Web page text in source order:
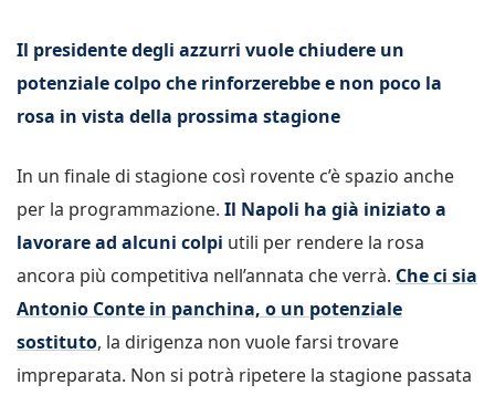
Il presidente degli azzurri vuole chiudere un
potenziale colpo che rinforzerebbe e non poco la
rosa in vista della prossima stagione
In un finale di stagione così rovente c’è spazio anche
per la programmazione. Il Napoli ha già iniziato a
lavorare ad alcuni colpi utili per rendere la rosa
ancora più competitiva nell’annata che verrà. Che ci sia
Antonio Conte in panchina, o un potenziale
sostituto, la dirigenza non vuole farsi trovare
impreparata. Non si potrà ripetere la stagione passata